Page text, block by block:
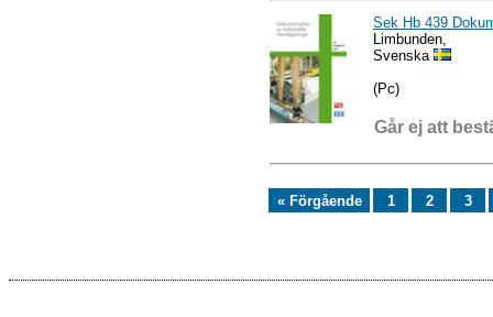
Sek Hb 439
Limbunden,
Svenska
(Pc)
Går ej att
« Förgående 1 2 3